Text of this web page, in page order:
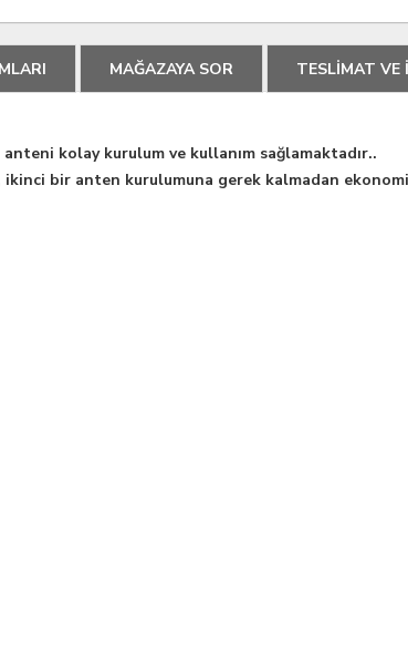
MAĞAZAYA SOR TESLİMAT VE
kolay kurulum ve kullanım sağlamaktadır..
ikinci bir anten kurulumuna gerek kalmadan